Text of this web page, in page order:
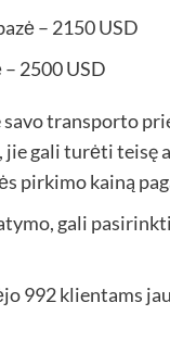
– 2150 USD
– 2500 USD
transporto
jie gali turėti
pirkimo kainą
gali
992 klientams